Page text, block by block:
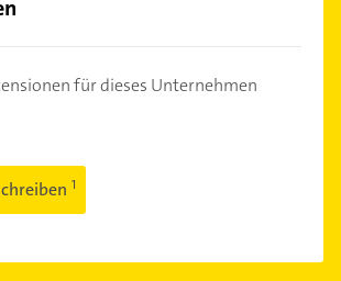
für dieses Unternehmen